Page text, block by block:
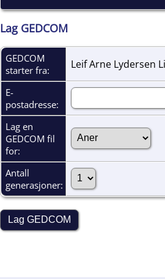
Lag GEDCOM
GEDCOM
starter fra:
Leif Arne Lydersen
E-
postadresse:
Lag en
GEDCOM fil
for:
Antall
generasjoner: